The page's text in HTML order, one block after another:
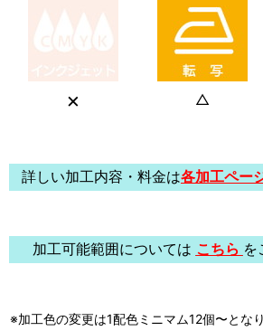
× △
詳しい加工内容・料金は各加工ペー
加工可能範囲については こちら を
※加工色の変更は1配色ミニマム12個〜となり